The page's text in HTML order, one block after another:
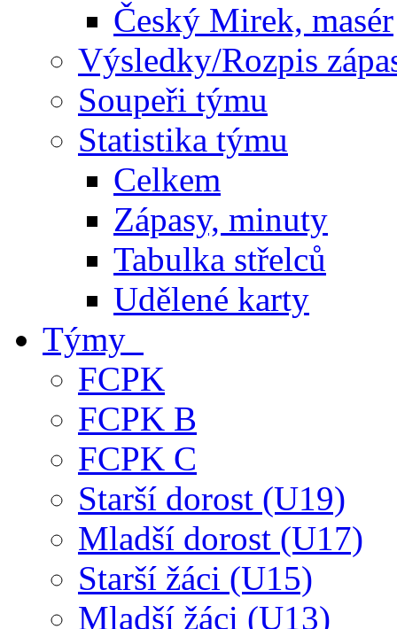
Český Mirek, masér
Výsledky/Rozpis
Soupeři týmu
Statistika týmu
Celkem
Zápasy, minuty
Tabulka střelců
Udělené karty
Týmy
FCPK
FCPK B
FCPK C
Starší dorost (U19)
Mladší dorost (U17)
Starší žáci (U15)
Mladší žáci (U13)